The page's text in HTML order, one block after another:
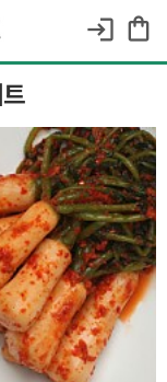
login shopping_bag